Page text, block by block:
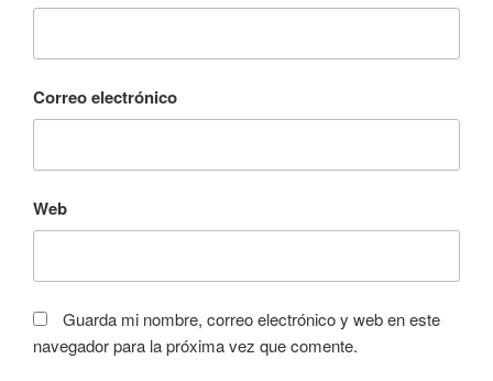
Correo electrónico
Web
Guarda mi nombre, correo electrónico y web en este
navegador para la próxima vez que comente.